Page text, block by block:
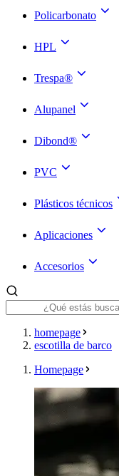
Policarbonato
HPL
Trespa®
Alupanel
Dibond®
PVC
Plásticos técnicos
Aplicaciones
Accesorios
homepage
escotilla de barco
Homepage